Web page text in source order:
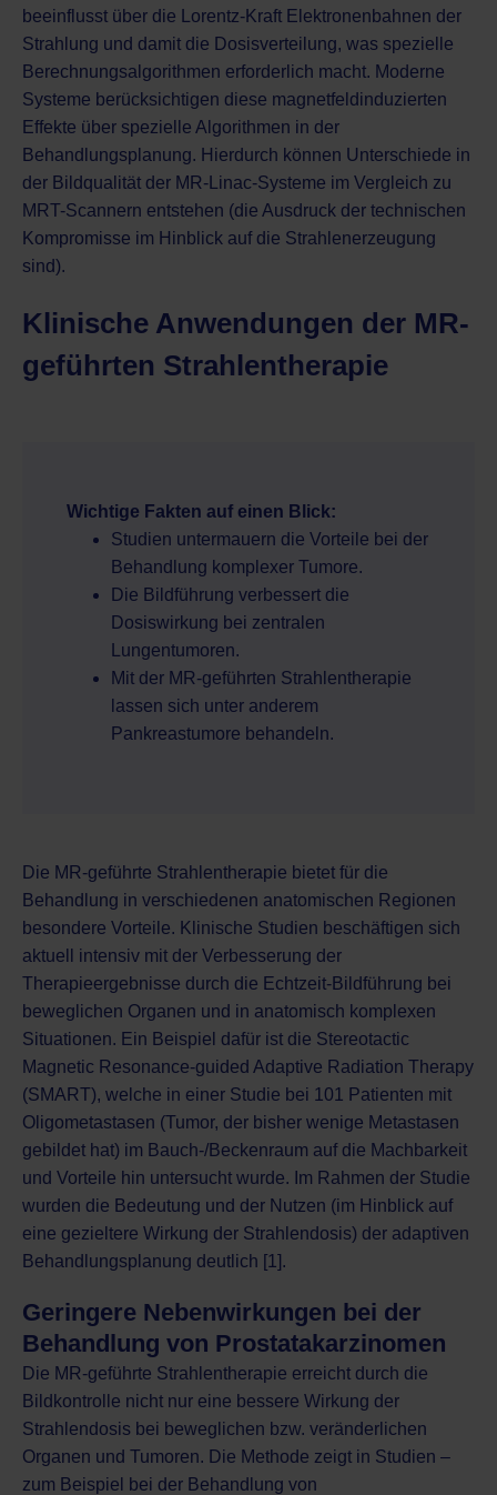
beeinflusst über die Lorentz-Kraft Elektronenbahnen der
Strahlung und damit die Dosisverteilung, was spezielle
Berechnungsalgorithmen erforderlich macht. Moderne
Systeme berücksichtigen diese magnetfeldinduzierten
Effekte über spezielle Algorithmen in der
Behandlungsplanung. Hierdurch können Unterschiede in
der Bildqualität der MR-Linac-Systeme im Vergleich zu
MRT-Scannern entstehen (die Ausdruck der technischen
Kompromisse im Hinblick auf die Strahlenerzeugung
sind).
Klinische Anwendungen der MR-
geführten Strahlentherapie
Wichtige Fakten auf einen Blick:
Studien untermauern die Vorteile bei der
Behandlung komplexer Tumore.
Die Bildführung verbessert die
Dosiswirkung bei zentralen
Lungentumoren.
Mit der MR-geführten Strahlentherapie
lassen sich unter anderem
Pankreastumore behandeln.
Die MR-geführte Strahlentherapie bietet für die
Behandlung in verschiedenen anatomischen Regionen
besondere Vorteile. Klinische Studien beschäftigen sich
aktuell intensiv mit der Verbesserung der
Therapieergebnisse durch die Echtzeit-Bildführung bei
beweglichen Organen und in anatomisch komplexen
Situationen. Ein Beispiel dafür ist die Stereotactic
Magnetic Resonance-guided Adaptive Radiation Therapy
(SMART), welche in einer Studie bei 101 Patienten mit
Oligometastasen (Tumor, der bisher wenige Metastasen
gebildet hat) im Bauch-/Beckenraum auf die Machbarkeit
und Vorteile hin untersucht wurde. Im Rahmen der Studie
wurden die Bedeutung und der Nutzen (im Hinblick auf
eine gezieltere Wirkung der Strahlendosis) der adaptiven
Behandlungsplanung deutlich [1].
Geringere Nebenwirkungen bei der
Behandlung von Prostatakarzinomen
Die MR-geführte Strahlentherapie erreicht durch die
Bildkontrolle nicht nur eine bessere Wirkung der
Strahlendosis bei beweglichen bzw. veränderlichen
Organen und Tumoren. Die Methode zeigt in Studien –
zum Beispiel bei der Behandlung von